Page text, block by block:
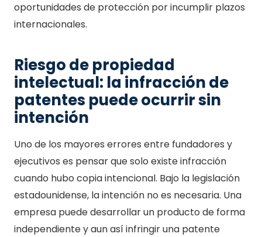
oportunidades de protección por incumplir plazos
internacionales.
Riesgo de propiedad
intelectual: la infracción de
patentes puede ocurrir sin
intención
Uno de los mayores errores entre fundadores y
ejecutivos es pensar que solo existe infracción
cuando hubo copia intencional. Bajo la legislación
estadounidense, la intención no es necesaria. Una
empresa puede desarrollar un producto de forma
independiente y aun así infringir una patente